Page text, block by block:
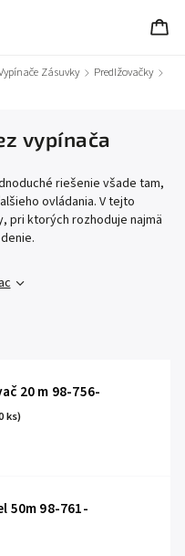
Zásuvky / Predlžovačky /
vypínača
riešenie všade tam,
ovládania. V tejto
pri ktorých rozhoduje najmä
20 m 98-756-
ks)
50m 98-761-